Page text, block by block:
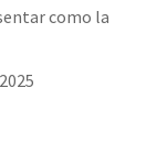
como la